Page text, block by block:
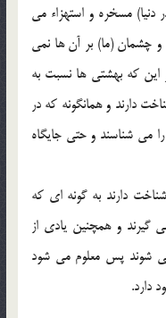
دنيا) مسخره و استهزاء مي
و چشمان (ما) بر آن ها نمي
بر اين که بهشتي ها نسبت به
دارند و همانگونه که در
مي شناسند و حتي جايگاه
دارند به گونه اي که
گيرند و همچنين يادي از
شوند پس معلوم مي شود
دارد.